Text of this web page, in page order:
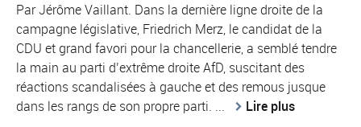
Par Jérôme Vaillant. Dans la dernière ligne droite de la
campagne législative, Friedrich Merz, le candidat de la
CDU et grand favori pour la chancellerie, a semblé tendre
la main au parti d’extrême droite AfD, suscitant des
réactions scandalisées à gauche et des remous jusque
dans les rangs de son propre parti. ...
Lire plus